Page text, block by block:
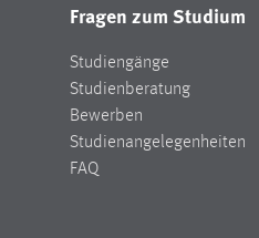
Fragen zum Studium
Studiengänge
Studienberatung
Bewerben
Studienangelegenheiten
FAQ